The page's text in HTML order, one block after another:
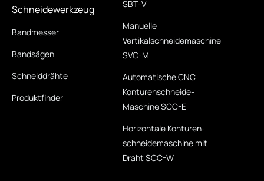
Schneidewerkzeug
Bandmesser
Bandsägen
Schneiddrähte
Produktfinder
SBT-V
Manuelle
Vertikalschneidemaschine
SVC-M
Automatische CNC
Konturen­schneide­
Maschine SCC-E
Horizontale Konturen­
schneide­maschine mit
Draht SCC-W